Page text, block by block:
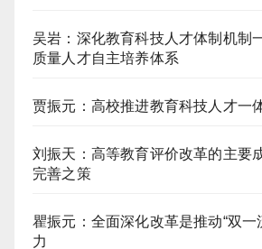
吴岩：深化教育科技人才体制机制
质量人才自主培养体系
贾振元：高校推进教育科技人才一
刘振天：高等教育评价改革的主要
完善之策
瞿振元：全面深化改革是推动“双一
力